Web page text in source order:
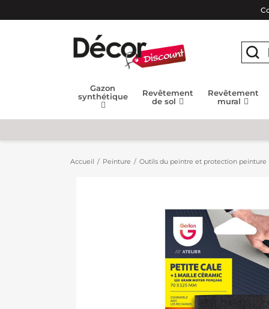
Gazon
synthétique
Revêtement
de sol
Revêtement
mural
Accueil Peinture Outils du peintre et protection peinture